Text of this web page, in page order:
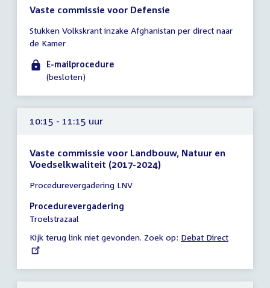
Vaste commissie voor Defensie
vergadering
tot
10:00
uur
Stukken Volkskrant inzake Afghanistan per direct naar
de Kamer
E-mailprocedure
(besloten)
10:15 - 11:15 uur
Vaste commissie voor Landbouw, Natuur en
Voedselkwaliteit (2017-2024)
vergadering
10:15
-
uur
Procedurevergadering LNV
Procedurevergadering
Troelstrazaal
Kijk terug link niet gevonden. Zoek op: External
Debat Direct